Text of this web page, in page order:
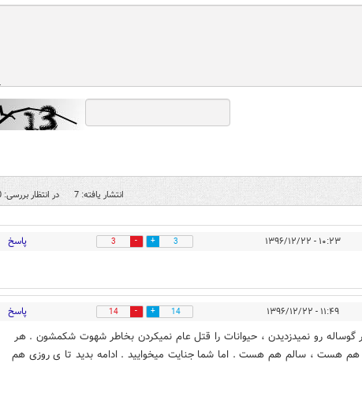
انتشار یافته: 7 در انتظار بررسی: 0
۱۰:۲۳ - ۱۳۹۶/۱۲/۲۲ 3
3 پاسخ
۱۱:۴۹ - ۱۳۹۶/۱۲/۲۲ 14
14 پاسخ
گوساله رو نمیدزدیدن ، حیوانات را قتل عام نمیکردن بخاطر شهوت شکمشون . هر
هم هست ، سالم هم هست . اما شما جنایت میخوایید . ادامه بدید تا ی روزی هم